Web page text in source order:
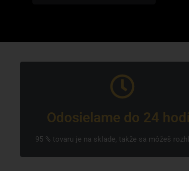
Odosielame do 24
95 % tovaru je na sklade, takže sa môžeš